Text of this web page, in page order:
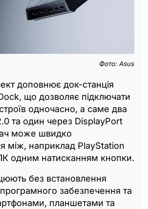
Фото: Asus
доповнює док-станція
що дозволяє підключати
одночасно, а саме два
та один через DisplayPort
може швидко
між, наприклад PlayStation
одним натисканням кнопки.
без встановлення
забезпечення та
планшетами та